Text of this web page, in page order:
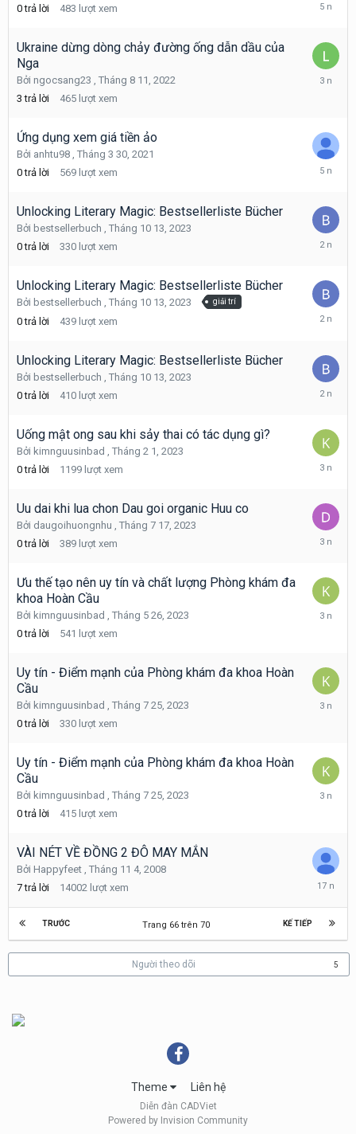
0 trả lời 483 lượt xem
2021
Ukraine dừng dòng chảy đường ống dẫn dầu của
Nga
Bởi ngocsang23 , Tháng 8 11, 2022
3 trả lời 465 lượt xem
Tháng
Ứng dụng xem giá tiền ảo
Bởi anhtu98 , Tháng 3 30, 2021
0 trả lời 569 lượt xem
Tháng
2021
Unlocking Literary Magic: Bestsellerliste Bücher
Bởi bestsellerbuch , Tháng 10 13, 2023
0 trả lời 330 lượt xem
Tháng
2023
Unlocking Literary Magic: Bestsellerliste Bücher
Bởi bestsellerbuch , Tháng 10 13, 2023 giải trí
0 trả lời 439 lượt xem
Tháng
2023
Unlocking Literary Magic: Bestsellerliste Bücher
Bởi bestsellerbuch
Tháng 10 13, 2023
0 trả lời 410 lượt xem
Tháng
2023
Uống mật ong sau khi sảy thai có tác dụng gì?
Bởi kimnguusinbad
Tháng 2 1, 2023
0 trả lời 1199 lượt xem
Tháng
2023
Uu dai khi lua chon Dau goi organic Huu co
Bởi daugoihuongnhu
Tháng 7 17, 2023
0 trả lời 389 lượt xem
Tháng
2023
Ưu thế tạo nên uy tín và chất lượng Phòng khám đa
khoa Hoàn Cầu
Bởi kimnguusinbad
Tháng 5 26, 2023
0 trả lời 541 lượt xem
Tháng
Uy tín - Điểm mạnh của Phòng khám đa khoa Hoàn
Cầu
Bởi kimnguusinbad
Tháng 7 25, 2023
0 trả lời 330 lượt xem
Tháng
Uy tín - Điểm mạnh của Phòng khám đa khoa Hoàn
Cầu
Bởi kimnguusinbad
Tháng 7 25, 2023
0 trả lời 415 lượt xem
Tháng
VÀI NÉT VỀ ĐỒNG 2 ĐÔ MAY MẮN
Bởi Happyfeet Tháng 11 4, 2008
7 trả lời 14002 lượt xem
Tháng
21,
2008
TRƯỚC KẾ TIẾP
Trang 66 trên 70
Người theo dõi 5
Theme Liên hệ
Diễn đàn CADViet
Powered by Invision Community